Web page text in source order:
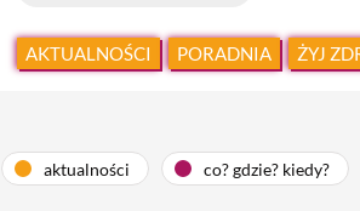
AKTUALNOŚCI PORADNIA ŻYJ
aktualności co? gdzie? kiedy?